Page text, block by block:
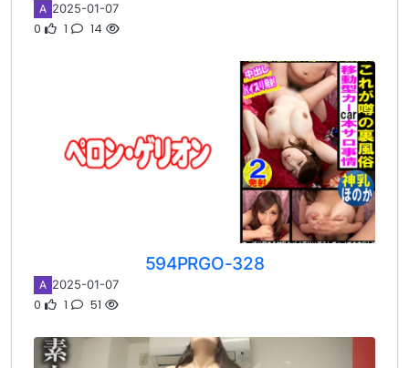
A 2025-01-07
0 1 14
594PRGO-328
A 2025-01-07
0 1 51